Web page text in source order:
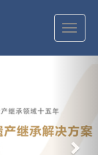
切
换
导